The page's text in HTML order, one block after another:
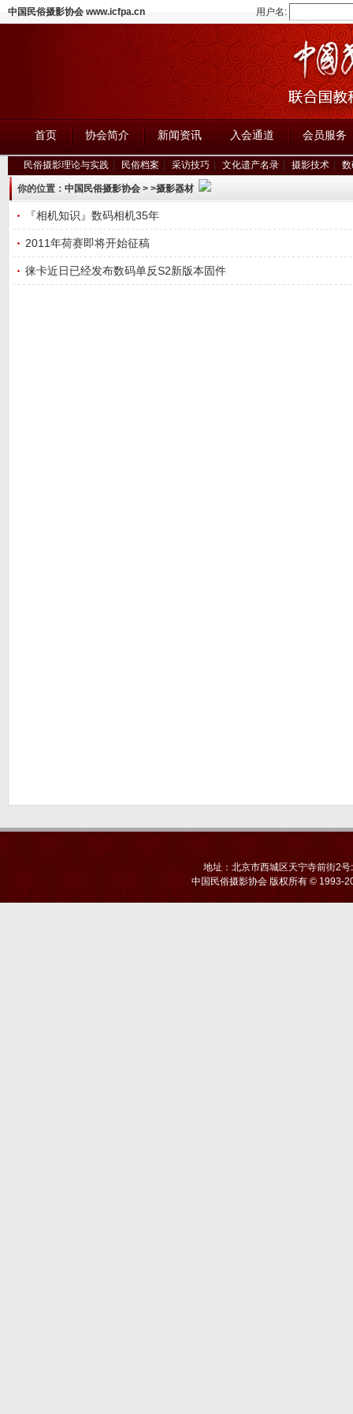
中国民俗摄影协会 www.icfpa.cn 用户名:
首页 协会简介 新闻资讯 入会通道 会员服务
民俗摄影理论与实践 民俗档案 采访技巧 文化遗产名录 摄影技术
你的位置： 中国民俗摄影协会 > >摄影器材
『相机知识』数码相机35年
2011年荷赛即将开始征稿
徕卡近日已经发布数码单反S2新版本固件
地址：北京市西城区天宁寺前街2
中国民俗摄影协会 版权所有 © 1993-